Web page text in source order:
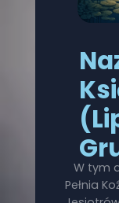
W tym
Pełnia